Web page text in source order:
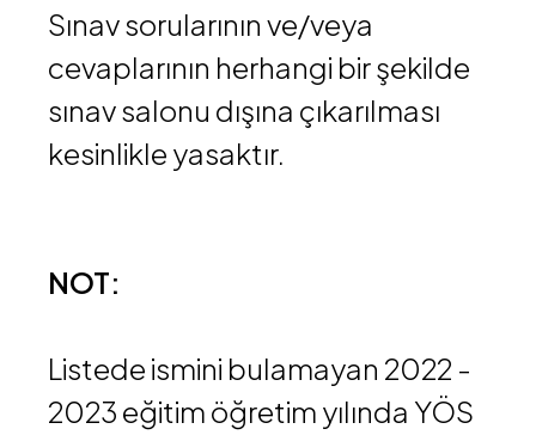
Sınav sorularının ve/veya
cevaplarının herhangi bir şekilde
sınav salonu dışına çıkarılması
kesinlikle yasaktır.
NOT:
Listede ismini bulamayan 2022 -
2023 eğitim öğretim yılında YÖS